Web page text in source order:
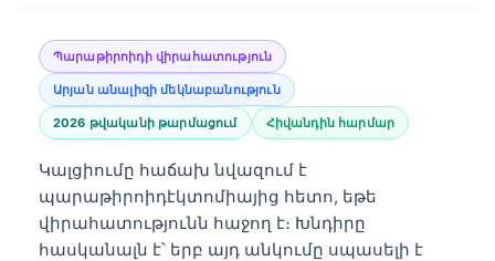
Պարաթիրոիդի վիրահատություն
Արյան անալիզի մեկնաբանություն
2026 թվականի թարմացում Հիվանդին հարմար
Կալցիումը հաճախ նվազում է
պարաթիրոիդէկտոմիայից հետո, եթե
վիրահատությունն հաջող է։ Խնդիրը
հասկանալն է՝ երբ այդ անկումը սպասելի է